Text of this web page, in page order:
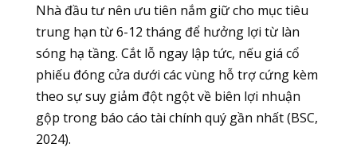
Nhà đầu tư nên ưu tiên nắm giữ cho mục tiêu
trung hạn từ 6-12 tháng để hưởng lợi từ làn
sóng hạ tầng. Cắt lỗ ngay lập tức, nếu giá cổ
phiếu đóng cửa dưới các vùng hỗ trợ cứng kèm
theo sự suy giảm đột ngột về biên lợi nhuận
gộp trong báo cáo tài chính quý gần nhất (BSC,
2024).